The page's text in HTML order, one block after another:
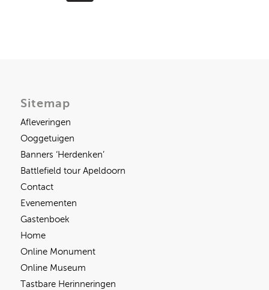
Sitemap
Afleveringen
Ooggetuigen
Banners ‘Herdenken’
Battlefield tour Apeldoorn
Contact
Evenementen
Gastenboek
Home
Online Monument
Online Museum
Tastbare Herinneringen